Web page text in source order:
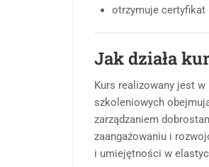
otrzymuje certyfikat
Jak działa
Kurs realizowany jest
szkoleniowych
zarządzaniem
zaangażowaniu i
i umiejętności w